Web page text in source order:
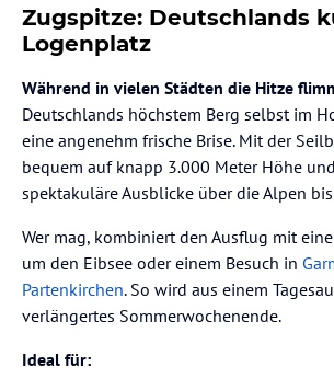
Zugspitze: Deutschlands
Logenplatz
Während in vielen Städten die Hitze
Deutschlands höchstem Berg selbst im
eine angenehm frische Brise. Mit der
bequem auf knapp 3.000 Meter Höhe
spektakuläre Ausblicke über die Alpen
Wer mag, kombiniert den Ausflug mit
um den Eibsee oder einem Besuch in
Partenkirchen. So wird aus einem
verlängertes Sommerwochenende.
Ideal für: